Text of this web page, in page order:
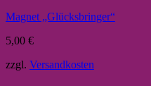
Magnet „Glücksbringer“
5,00 €
zzgl. Versandkosten